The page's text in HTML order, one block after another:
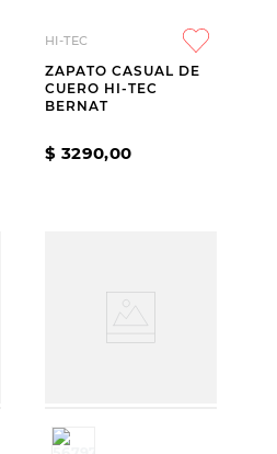
HI-TEC
ZAPATO CASUAL DE
CUERO HI-TEC
BERNAT
$ 3290,00